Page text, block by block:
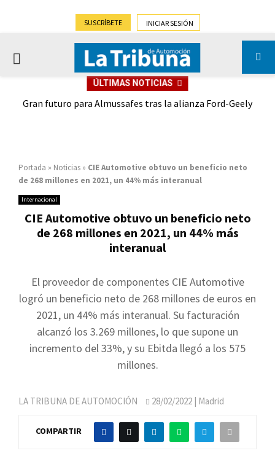
SUSCRÍBETE INICIAR SESIÓN
PRIMARY
ÚLTIMAS NOTICIAS
Gran futuro para Almussafes tras la alianza Ford-Geely
Portada » Noticias » CIE Automotive obtuvo un beneficio neto
de 268 millones en 2021, un 44% más interanual
Internacional
CIE Automotive obtuvo un beneficio neto
de 268 millones en 2021, un 44% más
interanual
El proveedor de componentes CIE Automotive
logró un beneficio neto de 268 millones de euros en
2021, un 44% más interanual. Su facturación
alcanzó los 3.269 millones, lo que supone un
incremento del 33%, y su Ebitda llegó a los 575
millones.
LA TRIBUNA DE AUTOMOCIÓN 28/02/2022 | Madrid
COMPARTIR